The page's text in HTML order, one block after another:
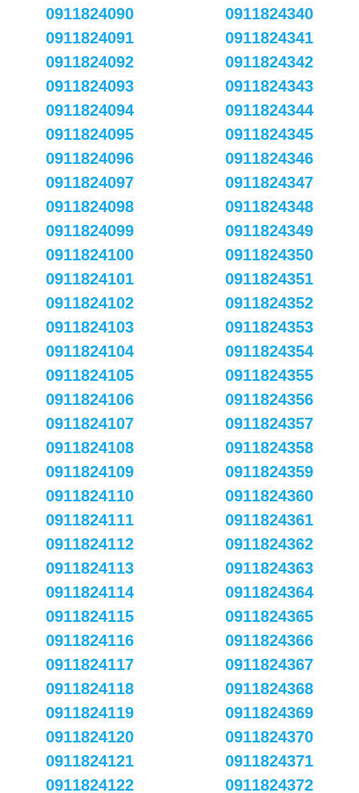
0911824090
0911824091
0911824092
0911824093
0911824094
0911824095
0911824096
0911824097
0911824098
0911824099
0911824100
0911824101
0911824102
0911824103
0911824104
0911824105
0911824106
0911824107
0911824108
0911824109
0911824110
0911824111
0911824112
0911824113
0911824114
0911824115
0911824116
0911824117
0911824118
0911824119
0911824120
0911824121
0911824122
0911824340
0911824341
0911824342
0911824343
0911824344
0911824345
0911824346
0911824347
0911824348
0911824349
0911824350
0911824351
0911824352
0911824353
0911824354
0911824355
0911824356
0911824357
0911824358
0911824359
0911824360
0911824361
0911824362
0911824363
0911824364
0911824365
0911824366
0911824367
0911824368
0911824369
0911824370
0911824371
0911824372